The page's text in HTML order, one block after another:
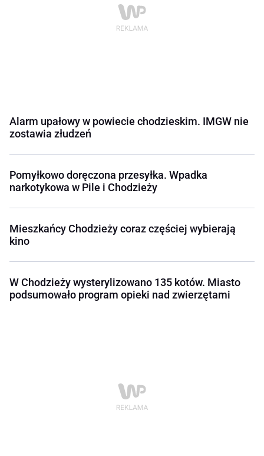
Alarm upałowy w powiecie chodzieskim. IMGW nie
zostawia złudzeń
Pomyłkowo doręczona przesyłka. Wpadka
narkotykowa w Pile i Chodzieży
Mieszkańcy Chodzieży coraz częściej wybierają
kino
W Chodzieży wysterylizowano 135 kotów. Miasto
podsumowało program opieki nad zwierzętami